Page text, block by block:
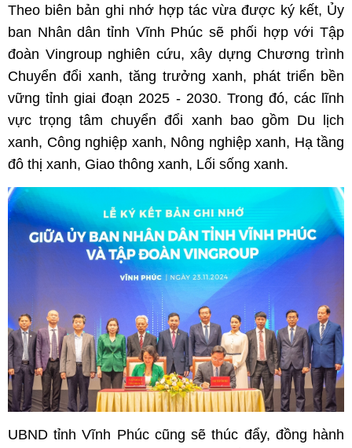
Theo biên bản ghi nhớ hợp tác vừa được ký kết, Ủy
ban Nhân dân tỉnh Vĩnh Phúc sẽ phối hợp với Tập
đoàn Vingroup nghiên cứu, xây dựng Chương trình
Chuyển đổi xanh, tăng trưởng xanh, phát triển bền
vững tỉnh giai đoạn 2025 - 2030. Trong đó, các lĩnh
vực trọng tâm chuyển đổi xanh bao gồm Du lịch
xanh, Công nghiệp xanh, Nông nghiệp xanh, Hạ tầng
đô thị xanh, Giao thông xanh, Lối sống xanh.
UBND tỉnh Vĩnh Phúc cũng sẽ thúc đẩy, đồng hành